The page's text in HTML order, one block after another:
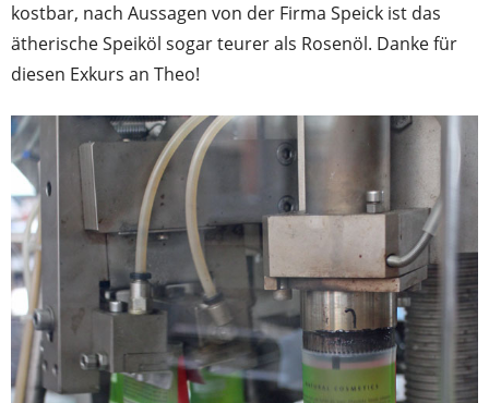
kostbar, nach Aussagen von der Firma Speick ist das
ätherische Speiköl sogar teurer als Rosenöl. Danke für
diesen Exkurs an Theo!